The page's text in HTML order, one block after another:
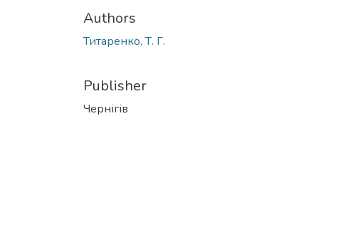
Authors
Титаренко, Т. Г.
Publisher
Чернігів